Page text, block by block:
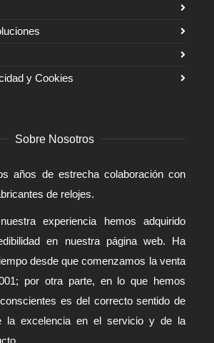
y Cookies
Sobre Nosotros
años de estrecha colaboración con
de relojes.
experiencia hemos adquirido
en nuestra página web. Ha
desde que comenzamos la venta
por otra parte, en lo que hemos
es del correcto sentido de
la excelencia en el servicio y de la